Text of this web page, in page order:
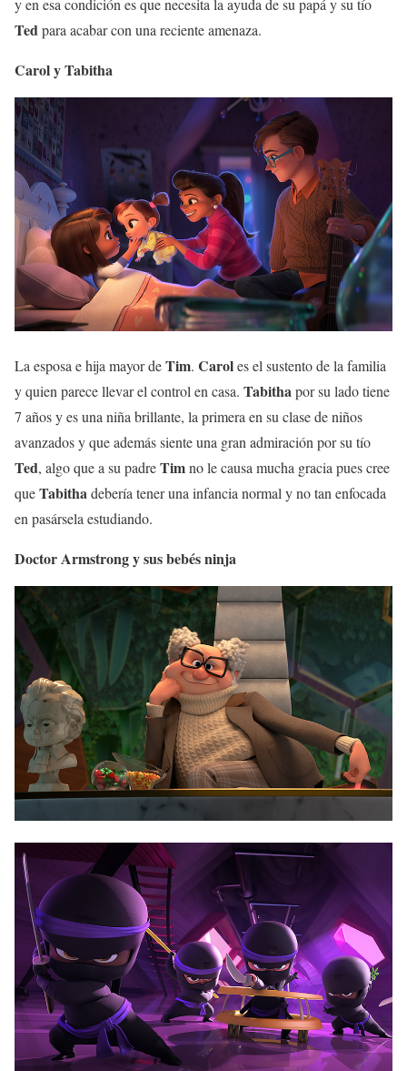
y en esa condición es que necesita la ayuda de su papá y su tío
Tedpara acabar con una reciente amenaza.
Carol y Tabitha
La esposa e hija mayor deTim. Caroles el sustento de la familia
y quien parece llevar el control en casa. Tabithapor su lado tiene
7 años y es una niña brillante, la primera en su clase de niños
avanzados y que además siente una gran admiración por su tío
Ted, algo que a su padreTimno le causa mucha gracia pues cree
queTabithadebería tener una infancia normal y no tan enfocada
en pasársela estudiando.
Doctor Armstrong y sus bebés ninja